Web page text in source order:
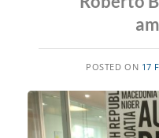
POSTED ON 17